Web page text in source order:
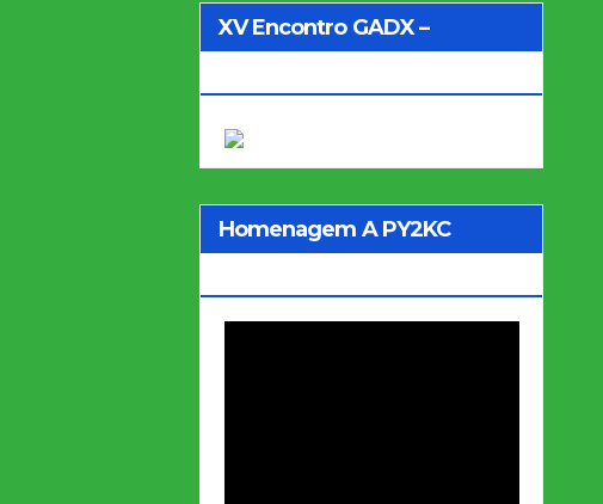
XV Encontro GADX –
Homenagem A PY2KC